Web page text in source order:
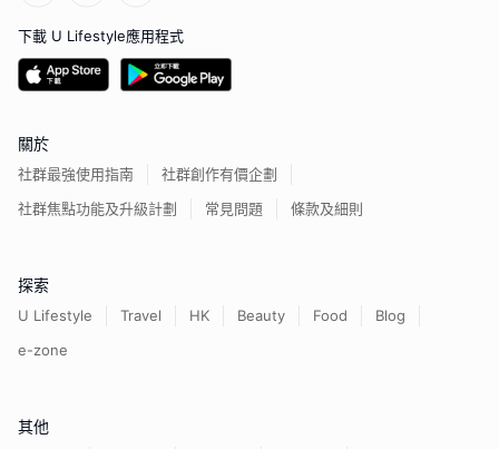
下載 U Lifestyle應用程式
關於
社群最強使用指南
社群創作有價企劃
社群焦點功能及升級計劃
常見問題 條款及細則
探索
U Lifestyle Travel HK Beauty Food
Blog
e-zone
其他